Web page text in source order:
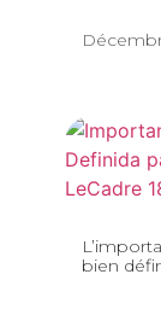
bien